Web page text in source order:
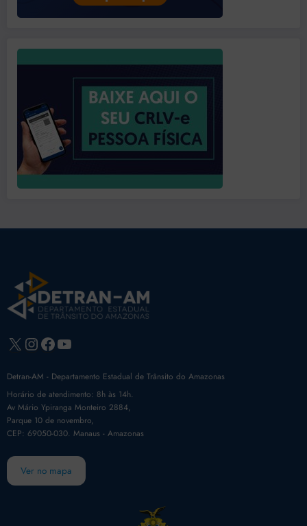
X Instagram
Facebook
Youtube
Detran-AM - Departamento Estadual de Trânsito do Amazonas
Horário de atendimento: 8h às 14h.
Av Mário Ypiranga Monteiro 2884,
Parque 10 de novembro,
CEP: 69050-030. Manaus - Amazonas
Ver no mapa